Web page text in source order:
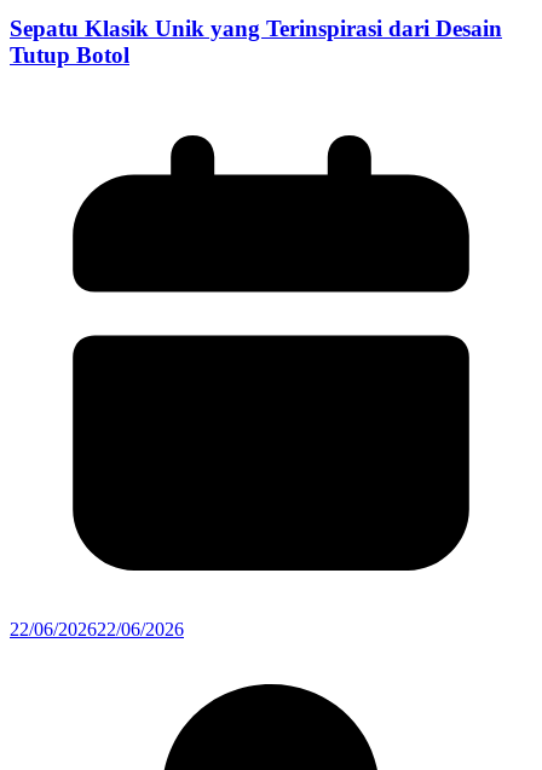
Sepatu Klasik Unik yang Terinspirasi dari Desain
Tutup Botol
22/06/202622/06/2026